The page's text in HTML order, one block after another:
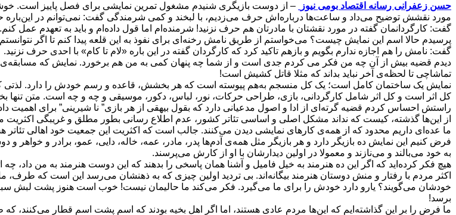
حسن زعفرانی رسانه اقتصاد بومی نیوز
– از دوست بازیگری شنیدم مشغول تمرین نمایشی برای فصل پاییز است.
مورد نقشش توضیح می‌داد و ساعت‌ها درباره‌اش حرف می‌زدیم، با لبخند و کمی شرمندگی گفت: نمی‌توانم در
گفت: کارگردانمان گفته در مورد نقشتان با مادرتان هم حرف نزنید! شرمنده‌ام اما قول داده‌ام و باید به تعهدم عمل
پرسیدم حالا اسم این نمایش چیست؟ می‌خواستم از طریق نامش رخنه‌ای برای نفوذ به این قلعه پیدا کنم تا اگر
گفت: نامش را هم اجازه ندارم بگویم و بازهم تاکید کرد که کارگردان گفته در این باره «لام تا کام» با احدی حرف نزنید.
دیدم قضیه بیش از آن چه من فکر می کردم جدی است و از شما چه پنهان کمی به من هم برخورد. نمایش که
تماشاچی تا لحظه‌ی آخر نباید بداند که مثلا قاتل کشیش است!
نمایش یک ساختمان کامل است؛ یک کل منسجم به‌هم پیوسته است که هر بخشش، قاعده و رسم خودش را دارد. لذتی
کل اثر است و کل اثر شامل کارگردانی، بازی، طراحی حرکات، نور، لباس، دکور، موسیقی و چه و چه است. متن
راستش احساس کردم قضیه گرته‌ای از ادا و اصول مدعیانی دارد که بقول بیهقی از هر بازی” نا شیرینی” برای اهمیت
از این‌ها گذشته، کیست که نداند مشکل اصلی و اساسی تئاتر کشور، عدم اطلاع رسانی بطور مطلق و غریبگی
ما عده‌ای داریم محدود که از همه‌ی کارهای نمایشی دیدن می‌کنند. جالب است که اکثریت این جمعیت خود اهالی
فرض کنیم این نمایش ده بازیگر دارد و هر بازیگر مثل همه‌ی آدم‌ها پدر، مادر، عمه، خاله، دایی، عمو، برادر و خواهر
به خود می‌بالند و می‌نازند و معمولا در اولین دیدارشان با او از کارش می‌پرسند.
هیچ فکر کرده‌اید که اگر این ده هنرمند به خیل فامیل و آشنا همان پاسخی را بدهند که این دوست هنرمند به من داد، چه
اکثر مردم با رفتار و منش دوستان هنرمند بیگانه‌اند. بی تردید اولین چیزی که به ذهنشان می‌رسد این است که طرف،
خودشان می‌گویند؟ یارو دارد خودش را برای ما می‌گیرد. فکر می‌کند ما حالیمان نیست! خوب است هنوز پشت لبش
برسد!
ما فرض را بر این گذاشته‌ایم که این‌ها مردم عادی هستند، اما اگر اهل بخیه بودند که اسم پشت اسم قطار